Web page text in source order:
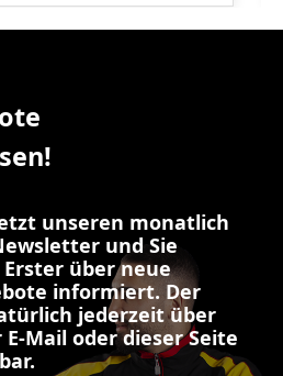
unseren monatlich
und Sie
über neue
informiert. Der
jederzeit über
Mail oder dieser Seite